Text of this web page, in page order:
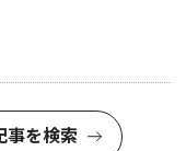
事を検索